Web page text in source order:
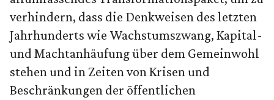
verhindern, dass die Denkweisen des letzten
Jahrhunderts wie Wachstumszwang, Kapital-
und Machtanhäufung über dem Gemeinwohl
stehen und in Zeiten von Krisen und
Beschränkungen der öffentlichen